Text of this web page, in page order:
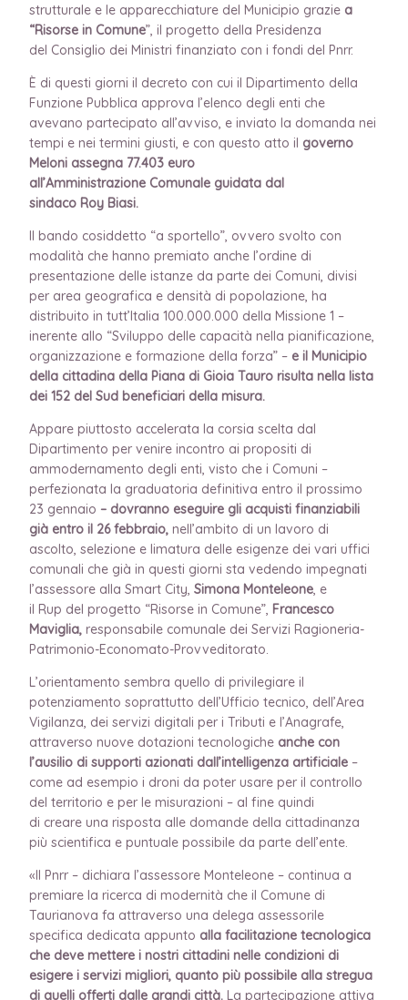
strutturale e le apparecchiature del Municipio grazie a
“Risorse in Comune”, il progetto della Presidenza
del Consiglio dei Ministri finanziato con i fondi del Pnrr.
È di questi giorni il decreto con cui il Dipartimento della
Funzione Pubblica approva l’elenco degli enti che
avevano partecipato all’avviso, e inviato la domanda nei
tempi e nei termini giusti, e con questo atto il governo
Meloni assegna 77.403 euro
all’Amministrazione Comunale guidata dal
sindaco Roy Biasi.
Il bando cosiddetto “a sportello”, ovvero svolto con
modalità che hanno premiato anche l’ordine di
presentazione delle istanze da parte dei Comuni, divisi
per area geografica e densità di popolazione, ha
distribuito in tutt’Italia 100.000.000 della Missione 1 –
inerente allo “Sviluppo delle capacità nella pianificazione,
organizzazione e formazione della forza” – e il Municipio
della cittadina della Piana di Gioia Tauro risulta nella lista
dei 152 del Sud beneficiari della misura.
Appare piuttosto accelerata la corsia scelta dal
Dipartimento per venire incontro ai propositi di
ammodernamento degli enti, visto che i Comuni –
perfezionata la graduatoria definitiva entro il prossimo
23 gennaio – dovranno eseguire gli acquisti finanziabili
già entro il 26 febbraio, nell’ambito di un lavoro di
ascolto, selezione e limatura delle esigenze dei vari uffici
comunali che già in questi giorni sta vedendo impegnati
l’assessore alla Smart City, Simona Monteleone, e
il Rup del progetto “Risorse in Comune”, Francesco
Maviglia, responsabile comunale dei Servizi Ragioneria-
Patrimonio-Economato-Provveditorato.
L’orientamento sembra quello di privilegiare il
potenziamento soprattutto dell’Ufficio tecnico, dell’Area
Vigilanza, dei servizi digitali per i Tributi e l’Anagrafe,
attraverso nuove dotazioni tecnologiche anche con
l’ausilio di supporti azionati dall’intelligenza artificiale –
come ad esempio i droni da poter usare per il controllo
del territorio e per le misurazioni – al fine quindi
di creare una risposta alle domande della cittadinanza
più scientifica e puntuale possibile da parte dell’ente.
«Il Pnrr – dichiara l’assessore Monteleone – continua a
premiare la ricerca di modernità che il Comune di
Taurianova fa attraverso una delega assessorile
specifica dedicata appunto alla facilitazione tecnologica
che deve mettere i nostri cittadini nelle condizioni di
esigere i servizi migliori, quanto più possibile alla stregua
di quelli offerti dalle grandi città. La partecipazione attiva